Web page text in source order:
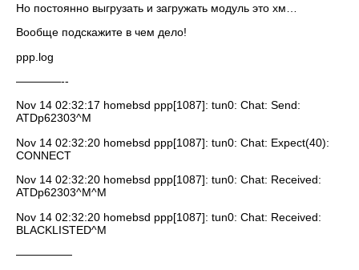
Но постоянно выгрузать и загружать модуль это хм…
Вообще подскажите в чем дело!
ppp.log
————--
Nov 14 02:32:17 homebsd ppp[1087]: tun0: Chat: Send:
ATDp62303^M
Nov 14 02:32:20 homebsd ppp[1087]: tun0: Chat: Expect(40):
CONNECT
Nov 14 02:32:20 homebsd ppp[1087]: tun0: Chat: Received:
ATDp62303^M^M
Nov 14 02:32:20 homebsd ppp[1087]: tun0: Chat: Received:
BLACKLISTED^M
—————